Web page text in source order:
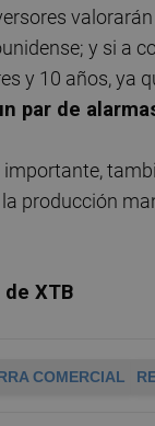
y si a
y 10 años,
par de
importante,
producción
XTB
COMERCIAL